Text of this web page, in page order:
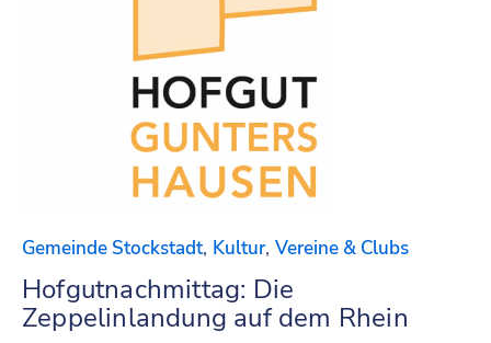
Gemeinde Stockstadt, Kultur, Vereine & Clubs
Hofgutnachmittag: Die
Zeppelinlandung auf dem Rhein